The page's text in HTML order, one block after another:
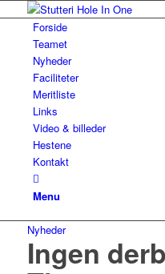
Forside
Teamet
Nyheder
Faciliteter
Meritliste
Links
Video & billeder
Hestene
Kontakt
Menu
Nyheder
Ingen